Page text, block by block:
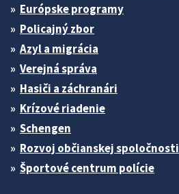
Európske programy
Policajný zbor
Azyl a migrácia
Verejná správa
Hasiči a záchranári
Krízové riadenie
Schengen
Rozvoj občianskej spoločnosti
Športové centrum polície